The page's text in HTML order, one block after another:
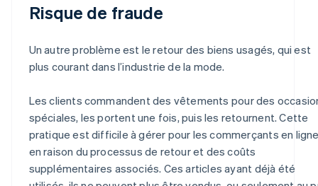
Risque de fraude
Un autre problème est le retour des biens usagés, qui est
plus courant dans l’industrie de la mode.
Les clients commandent des vêtements pour des
spéciales, les portent une fois, puis les retournent. Cette
pratique est difficile à gérer pour les commerçants en
en raison du processus de retour et des coûts
supplémentaires associés. Ces articles ayant déjà été